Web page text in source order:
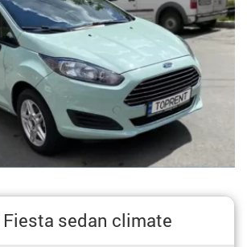
Fiesta sedan climate